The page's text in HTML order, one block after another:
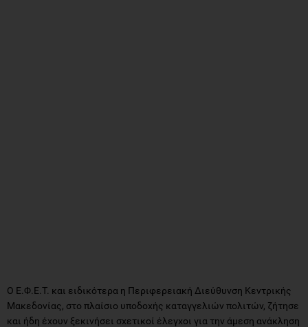
Ο Ε.Φ.Ε.Τ. και ειδικότερα η Περιφερειακή Διεύθυνση Κεντρικής
Μακεδονίας, στο πλαίσιο υποδοχής καταγγελιών πολιτών, ζήτησε
και ήδη έχουν ξεκινήσει σχετικοί έλεγχοι για την άμεση ανάκληση